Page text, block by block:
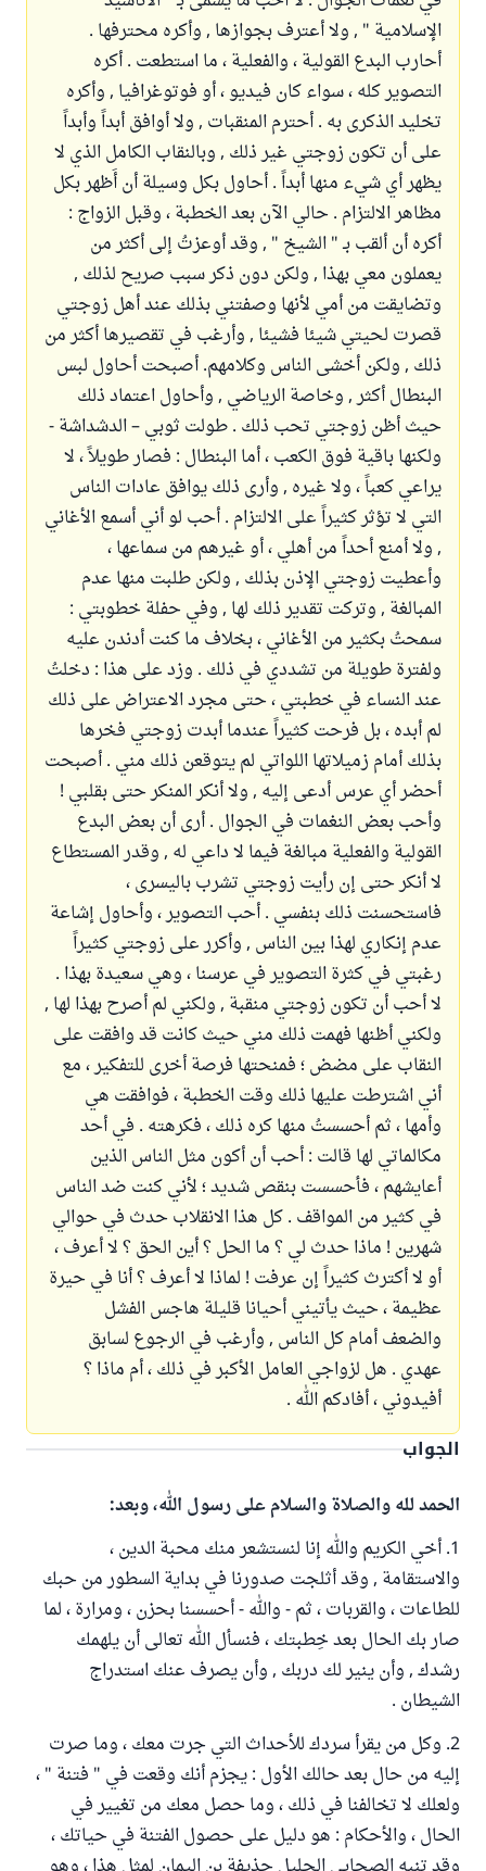
الإسلامية " , ولا أعترف بجوازها , وأكره محترفها .
أحارب البدع القولية ، والفعلية ، ما استطعت . أكره
التصوير كله ، سواء كان فيديو ، أو فوتوغرافيا , وأكره
تخليد الذكرى به . أحترم المنقبات , ولا أوافق أبداً وأبداً
على أن تكون زوجتي غير ذلك , وبالنقاب الكامل الذي لا
يظهر أي شيء منها أبداً . أحاول بكل وسيلة أن أَظهر بكل
مظاهر الالتزام . حالي الآن بعد الخطبة ، وقبل الزواج :
أكره أن ألقب بـ " الشيخ " , وقد أوعزتُ إلى أكثر من
يعملون معي بهذا , ولكن دون ذكر سبب صريح لذلك ,
وتضايقت من أمي لأنها وصفتني بذلك عند أهل زوجتي
قصرت لحيتي شيئا فشيئا , وأرغب في تقصيرها أكثر من
ذلك , ولكن أخشى الناس وكلامهم. أصبحت أحاول لبس
البنطال أكثر , وخاصة الرياضي , وأحاول اعتماد ذلك
حيث أظن زوجتي تحب ذلك . طولت ثوبي – الدشداشة -
ولكنها باقية فوق الكعب ، أما البنطال : فصار طويلاً ، لا
يراعي كعباً ، ولا غيره , وأرى ذلك يوافق عادات الناس
التي لا تؤثر كثيراً على الالتزام . أحب لو أني أسمع الأغاني
, ولا أمنع أحداً من أهلي ، أو غيرهم من سماعها ،
وأعطيت زوجتي الإذن بذلك , ولكن طلبت منها عدم
المبالغة , وتركت تقدير ذلك لها , وفي حفلة خطوبتي :
سمحتُ بكثير من الأغاني ، بخلاف ما كنت أدندن عليه
ولفترة طويلة من تشددي في ذلك . وزد على هذا : دخلتُ
عند النساء في خطبتي ، حتى مجرد الاعتراض على ذلك
لم أبده ، بل فرحت كثيراً عندما أبدت زوجتي فخرها
بذلك أمام زميلاتها اللواتي لم يتوقعن ذلك مني . أصبحت
أحضر أي عرس أدعى إليه , ولا أنكر المنكر حتى بقلبي !
وأحب بعض النغمات في الجوال . أرى أن بعض البدع
القولية والفعلية مبالغة فيما لا داعي له , وقدر المستطاع
لا أنكر حتى إن رأيت زوجتي تشرب باليسرى ،
فاستحسنت ذلك بنفسي . أحب التصوير ، وأحاول إشاعة
عدم إنكاري لهذا بين الناس , وأكرر على زوجتي كثيراً
رغبتي في كثرة التصوير في عرسنا ، وهي سعيدة بهذا .
لا أحب أن تكون زوجتي منقبة , ولكني لم أصرح بهذا لها ,
ولكني أظنها فهمت ذلك مني حيث كانت قد وافقت على
النقاب على مضض ؛ فمنحتها فرصة أخرى للتفكير ، مع
أني اشترطت عليها ذلك وقت الخطبة ، فوافقت هي
وأمها ، ثم أحسستُ منها كره ذلك ، فكرهته . في أحد
مكالماتي لها قالت : أحب أن أكون مثل الناس الذين
أعايشهم ، فأحسست بنقص شديد ؛ لأني كنت ضد الناس
في كثير من المواقف . كل هذا الانقلاب حدث في حوالي
شهرين ! ماذا حدث لي ؟ ما الحل ؟ أين الحق ؟ لا أعرف ،
أو لا أكترث كثيراً إن عرفت ! لماذا لا أعرف ؟ أنا في حيرة
عظيمة ، حيث يأتيني أحيانا قليلة هاجس الفشل
والضعف أمام كل الناس , وأرغب في الرجوع لسابق
عهدي . هل لزواجي العامل الأكبر في ذلك ، أم ماذا ؟
أفيدوني ، أفادكم الله .
الجواب
الحمد لله والصلاة والسلام على رسول الله، وبعد:
1. أخي الكريم والله إنا لنستشعر منك محبة الدين ،
والاستقامة , وقد أثلجت صدورنا في بداية السطور من حبك
للطاعات ، والقربات ، ثم - والله - أحسسنا بحزن ، ومرارة ، لما
صار بك الحال بعد خِطبتك ، فنسأل الله تعالى أن يلهمك
رشدك , وأن ينير لك دربك , وأن يصرف عنك استدراج
الشيطان .
2. وكل من يقرأ سردك للأحداث التي جرت معك ، وما صرت
إليه من حال بعد حالك الأول : يجزم أنك وقعت في " فتنة " ،
ولعلك لا تخالفنا في ذلك ، وما حصل معك من تغيير في
الحال ، والأحكام : هو دليل على حصول الفتنة في حياتك ،